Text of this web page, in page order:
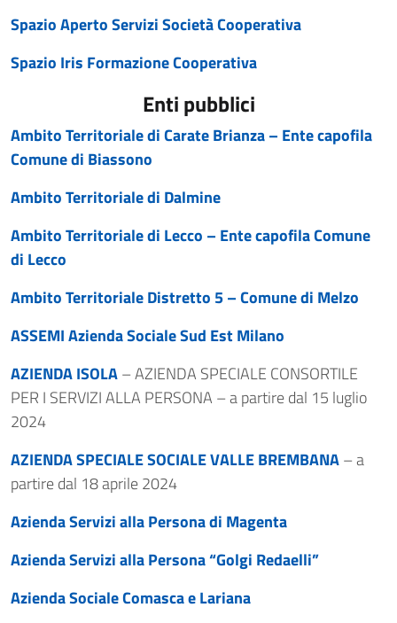
Spazio Aperto Servizi Società Cooperativa
Spazio Iris Formazione Cooperativa
Enti pubblici
Ambito Territoriale di Carate Brianza – Ente capofila
Comune di Biassono
Ambito Territoriale di Dalmine
Ambito Territoriale di Lecco – Ente capofila Comune
di Lecco
Ambito Territoriale Distretto 5 – Comune di Melzo
ASSEMI Azienda Sociale Sud Est Milano
AZIENDA ISOLA– AZIENDA SPECIALE CONSORTILE
PER I SERVIZI ALLA PERSONA – a partire dal 15 luglio
2024
AZIENDA SPECIALE SOCIALE VALLE BREMBANA– a
partire dal 18 aprile 2024
Azienda Servizi alla Persona di Magenta
Azienda Servizi alla Persona “Golgi Redaelli”
Azienda Sociale Comasca e Lariana